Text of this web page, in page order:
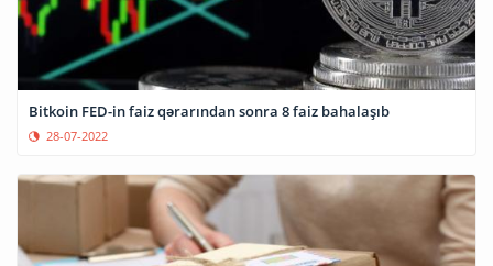
Bitkoin FED-in faiz qərarından sonra 8 faiz bahalaşıb
28-07-2022